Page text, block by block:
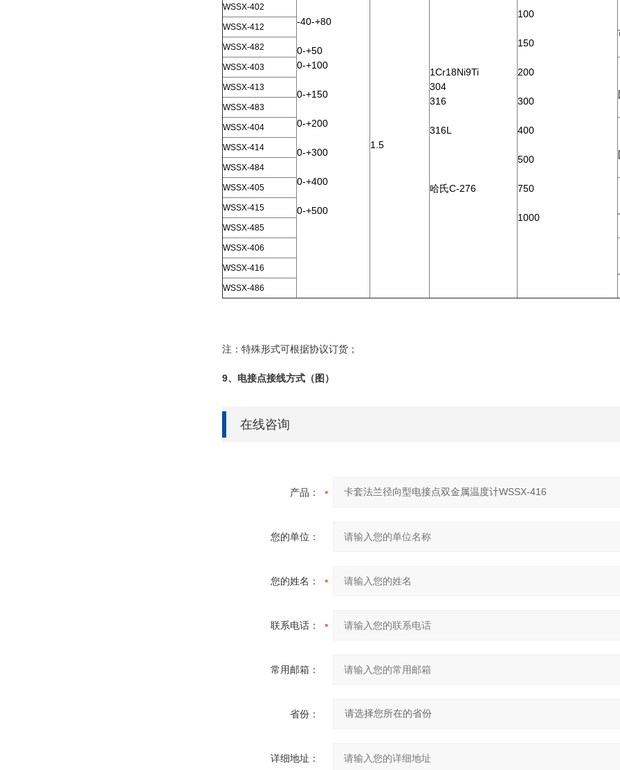
-40-+80
0-+50
0-+100
0-+150
0-+200
0-+300
0-+400
0-+500
1.5
1Cr18Ni9Ti
304
316
316L
哈氏C-276
100
150
200
300
400
500
750
1000
WSSX-402
WSSX-412
WSSX-482
WSSX-403
WSSX-413
WSSX-483
WSSX-404
WSSX-414
WSSX-484
WSSX-405
WSSX-415
WSSX-485
WSSX-406
WSSX-416
WSSX-486
注：特殊形式可根据协议订货；
9、电接点接线方式（图）
在线咨询
产品：
您的单位：
您的姓名：
联系电话：
常用邮箱：
省份：
详细地址：